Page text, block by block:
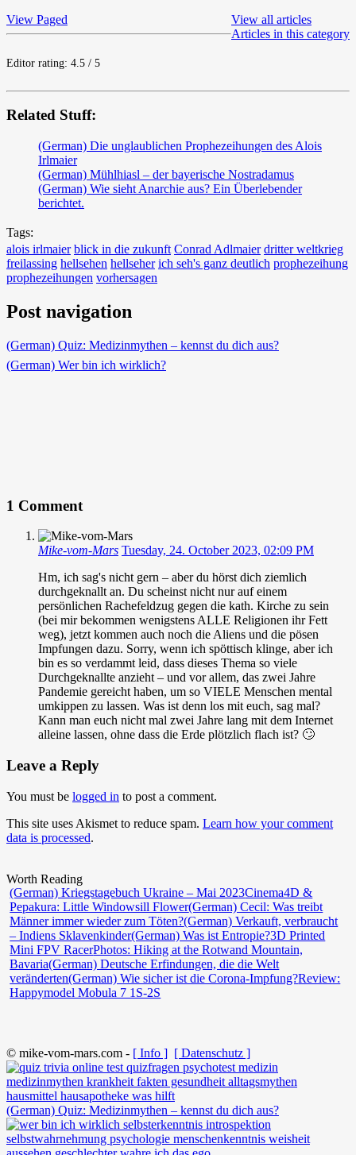
View Paged
View all articles
Articles in this category
Editor rating: 4.5 / 5
Related Stuff:
(German) Die unglaublichen Prophezeihungen des Alois
Irlmaier
(German) Mühlhiasl – der bayerische Nostradamus
(German) Wie sieht Anarchie aus? Ein Überlebender
berichtet.
Tags:
alois irlmaier blick in die zukunft Conrad Adlmaier dritter weltkrieg
freilassing hellsehen hellseher ich seh's ganz deutlich prophezeihung
prophezeihungen vorhersagen
Post navigation
(German) Quiz: Medizinmythen – kennst du dich aus?
(German) Wer bin ich wirklich?
1 Comment
Mike-vom-Mars Tuesday, 24. October 2023, 02:09 PM
Hm, ich sag's nicht gern – aber du hörst dich ziemlich
durchgeknallt an. Du scheinst nicht nur auf einem
persönlichen Rachefeldzug gegen die kath. Kirche zu sein
(bei mir bekommen wenigstens ALLE Religionen ihr Fett
weg), jetzt kommen auch noch die Aliens und die pösen
Impfungen dazu. Sorry, wenn ich spöttisch klinge, aber ich
bin es so verdammt leid, dass dieses Thema so viele
Durchgeknallte anzieht – und vor allem, das zwei Jahre
Pandemie gereicht haben, um so VIELE Menschen mental
umkippen zu lassen. Was ist denn los mit euch, sag mal?
Kann man euch nicht mal zwei Jahre lang mit dem Internet
alleine lassen, ohne dass die Erde plötzlich flach ist? 🙄
Leave a Reply
You must be logged in to post a comment.
This site uses Akismet to reduce spam. Learn how your comment
data is processed.
Worth Reading
(German) Kriegstagebuch Ukraine – Mai 2023Cinema4D &
Pepakura: Little Windowsill Flower(German) Cecil: Was treibt
Männer immer wieder zum Töten?(German) Verkauft, verbraucht
– Indiens Sklavenkinder(German) Was ist Entropie?3D Printed
Mini FPV RacerPhotos: Hiking at the Rotwand Mountain,
Bavaria(German) Deutsche Erfindungen, die die Welt
veränderten(German) Wie sicher ist die Corona-Impfung?Review:
Happymodel Mobula 7 1S-2S
© mike-vom-mars.com - [ Info ] [ Datenschutz ]
(German) Quiz: Medizinmythen – kennst du dich aus?